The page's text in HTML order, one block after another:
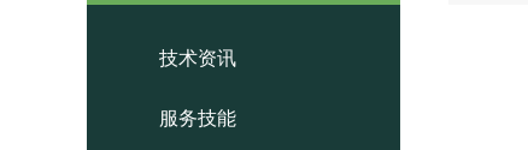
技术资讯
服务技能